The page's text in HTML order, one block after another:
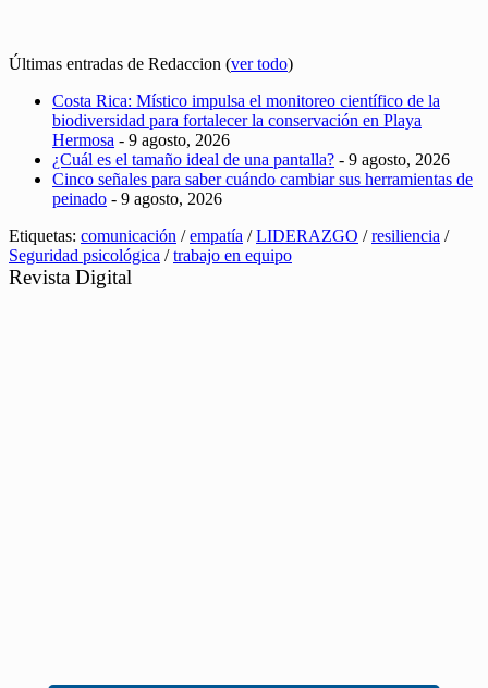
Últimas entradas de Redaccion (ver todo)
Costa Rica: Místico impulsa el monitoreo científico de la
biodiversidad para fortalecer la conservación en Playa
Hermosa - 9 agosto, 2026
¿Cuál es el tamaño ideal de una pantalla? - 9 agosto, 2026
Cinco señales para saber cuándo cambiar sus herramientas de
peinado - 9 agosto, 2026
Etiquetas: comunicación /empatía /LIDERAZGO /resiliencia /
Seguridad psicológica /trabajo en equipo
Revista Digital